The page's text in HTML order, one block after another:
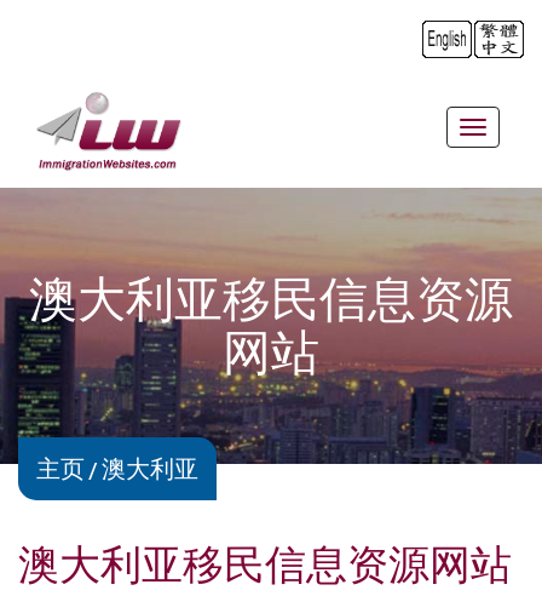
Toggle
澳大利亚移民信息资源
网站
主页 澳大利亚
澳大利亚移民信息资源网站